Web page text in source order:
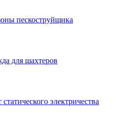
пескоструйщика
для шахтеров
электричества